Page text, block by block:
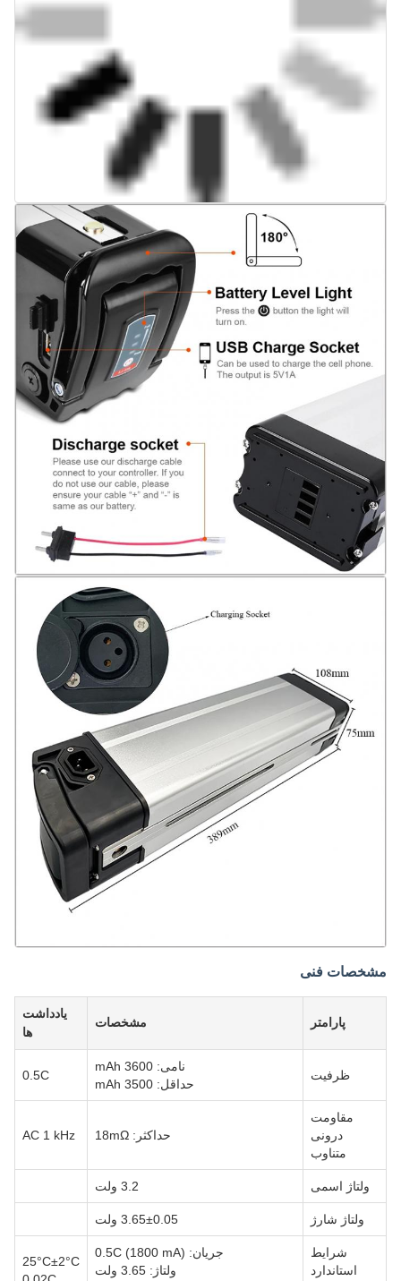
مشخصات فنی
پارامتر مشخصات
یادداشت
ها
ظرفیت
نامی: 3600 mAh
حداقل: 3500 mAh
0.5C
مقاومت
درونی
متناوب
حداکثر: 18mΩ AC 1 kHz
ولتاژ اسمی 3.2 ولت
ولتاژ شارژ 3.65±0.05 ولت
شرایط
استاندارد
جریان: 0.5C (1800 mA)
ولتاژ: 3.65 ولت
25°C±2°C